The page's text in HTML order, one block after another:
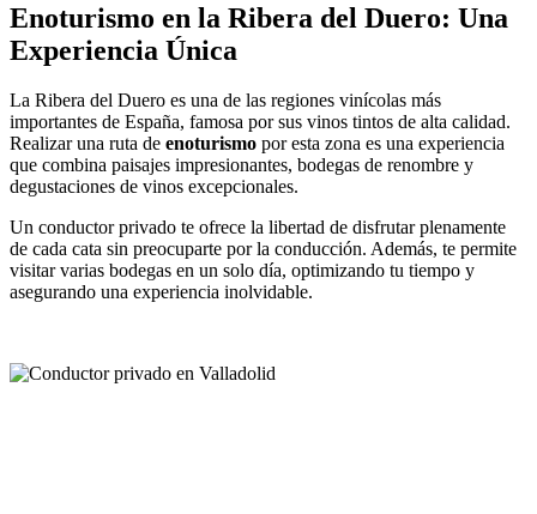
Enoturismo en la Ribera del Duero: Una
Experiencia Única
La Ribera del Duero es una de las regiones vinícolas más
importantes de España, famosa por sus vinos tintos de alta calidad.
Realizar una ruta de enoturismo por esta zona es una experiencia
que combina paisajes impresionantes, bodegas de renombre y
degustaciones de vinos excepcionales.
Un conductor privado te ofrece la libertad de disfrutar plenamente
de cada cata sin preocuparte por la conducción. Además, te permite
visitar varias bodegas en un solo día, optimizando tu tiempo y
asegurando una experiencia inolvidable.